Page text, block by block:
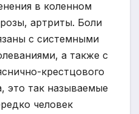
в коленном
артриты. Боли
с системными
а также с
крестцового
это так называемые
человек